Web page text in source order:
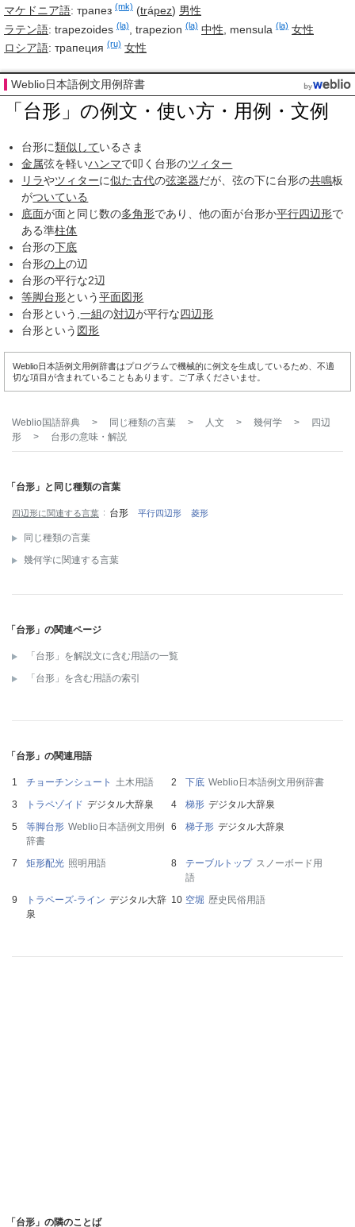
マケドニア語: трапез (mk) (trápez) 男性
ラテン語: trapezoides (la) trapezion (la) 中性 mensula (la) 女性
ロシア語: трапеция (ru) 女性
Weblio日本語例文用例辞書
「台形」の例文・使い方・用例・文例
台形に類似しているさま
金属弦を軽いハンマで叩く台形のツィター
リラやツィターに似た古代の弦楽器だが、弦の下に台形の共鳴板
がついている
底面が面と同じ数の多角形であり、他の面が台形か平行四辺形で
ある準柱体
台形の下底
台形の上の辺
台形の平行な2辺
等脚台形という平面図形
台形という,一組の対辺が平行な四辺形
台形という 図形
Weblio日本語例文用例辞書はプログラムで機械的に例文を生成しているため、不適
切な項目が含まれていることもあります。ご了承くださいませ。
Weblio国語辞典 > 同じ種類の言葉 > 人文 > 幾何学 >
四辺
形
> 台形の意味・解説
「台形」と同じ種類の言葉
四辺形に関連する言葉 台形 平行四辺形 菱形
同じ種類の言葉
幾何学に関連する言葉
「台形」の関連ページ
「台形」を解説文に含む用語の一覧
「台形」を含む用語の索引
「台形」の関連用語
チョーチンシュート 土木用語 下底 Weblio日本語例文用例辞書
トラペゾイド デジタル大辞泉 梯形 デジタル大辞泉
等脚台形 Weblio日本語例文用例
辞書
梯子形 デジタル大辞泉
矩形配光 照明用語 テーブルトップ スノーボード用
語
トラペーズ‐ライン デジタル大辞
泉
空堀 歴史民俗用語
「台形」の隣のことば